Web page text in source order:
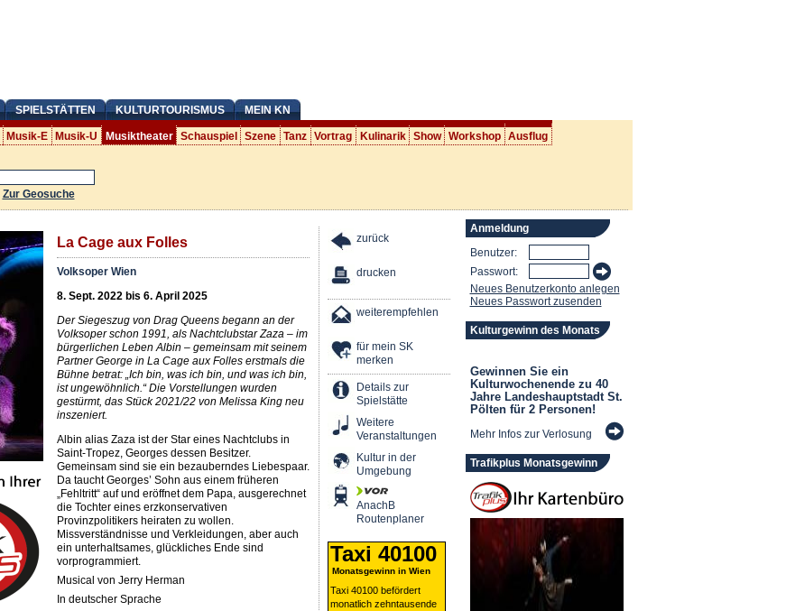
SPIELSTÄTTEN KULTURTOURISMUS MEIN KN
Musik-E Musik-U Musiktheater Schauspiel Szene Tanz Vortrag Kulinarik Show Workshop Ausflug
Zur Geosuche
La Cage aux Folles
Volksoper Wien
8. Sept. 2022 bis 6. April 2025
Der Siegeszug von Drag Queens begann an der
Volksoper schon 1991, als Nachtclubstar Zaza – im
bürgerlichen Leben Albin – gemeinsam mit seinem
Partner George in La Cage aux Folles erstmals die
Bühne betrat: „Ich bin, was ich bin, und was ich bin,
ist ungewöhnlich.“ Die Vorstellungen wurden
gestürmt, das Stück 2021/22 von Melissa King neu
inszeniert.
Albin alias Zaza ist der Star eines Nachtclubs in
Saint-Tropez, Georges dessen Besitzer.
Gemeinsam sind sie ein bezauberndes Liebespaar.
Da taucht Georges’ Sohn aus einem früheren
„Fehltritt“ auf und eröffnet dem Papa, ausgerechnet
die Tochter eines erzkonservativen
Provinzpolitikers heiraten zu wollen.
Missverständnisse und Verkleidungen, aber auch
ein unterhaltsames, glückliches Ende sind
vorprogrammiert.
Musical von Jerry Herman
In deutscher Sprache
zurück
drucken
weiterempfehlen
für mein SK
merken
Details zur
Spielstätte
Weitere
Veranstaltungen
Kultur in der
Umgebung
AnachB
Routenplaner
Taxi 40100
Monatsgewinn in Wien
Taxi 40100 befördert
monatlich zehntausende
Anmeldung
Benutzer:
Passwort:
Neues Benutzerkonto anlegen
Neues Passwort zusenden
Kulturgewinn des Monats
Gewinnen Sie ein
Kulturwochenende zu 40
Jahre Landeshauptstadt St.
Pölten für 2 Personen!
Mehr Infos zur Verlosung
Trafikplus Monatsgewinn